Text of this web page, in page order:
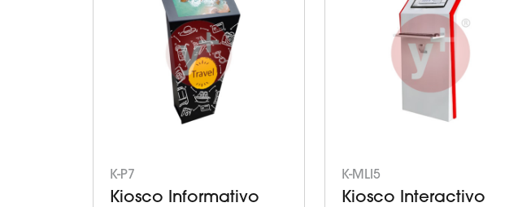
K-P7
Kiosco Informativo
K-MLI5
Kiosco Interactivo